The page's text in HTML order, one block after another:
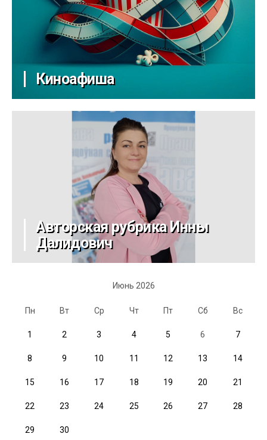
Киноафиша
Авторская рубрика Инны
Далидович
Июнь 2026
Пн Вт Ср Чт Пт Сб Вс
1 2 3 4 5 6 7
8 9 10 11 12 13 14
15 16 17 18 19 20 21
22 23 24 25 26 27 28
29
30